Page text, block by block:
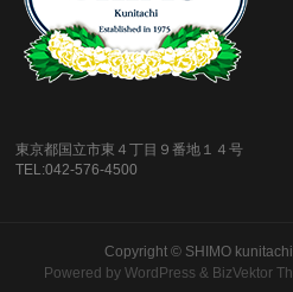
東京都国立市東４丁目９番地１４号
TEL:042-576-4500
Copyright © SHIMO kunitachi
Powered byWordPress & BizVektor